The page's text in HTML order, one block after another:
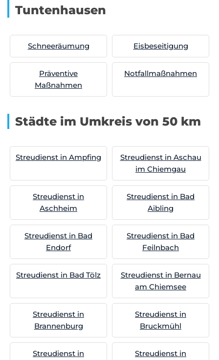
Tuntenhausen
Schneeräumung Eisbeseitigung
Präventive
Maßnahmen
Notfallmaßnahmen
Städte im Umkreis von 50 km
Streudienst in Ampfing
Streudienst in Aschau
im Chiemgau
Streudienst in
Aschheim
Streudienst in Bad
Aibling
Streudienst in Bad
Endorf
Streudienst in Bad
Feilnbach
Streudienst in Bad Tölz
Streudienst in Bernau
am Chiemsee
Streudienst in
Brannenburg
Streudienst in
Bruckmühl
Streudienst in
Streudienst in